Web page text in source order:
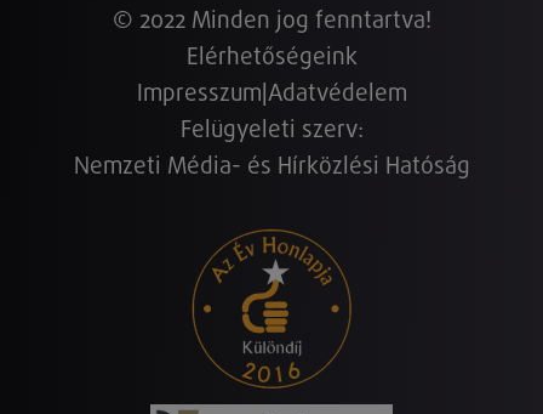
© 2022 Minden jog fenntartva!
Elérhetőségeink
Impresszum Adatvédelem
Felügyeleti szerv:
Nemzeti Média- és Hírközlési Hatóság